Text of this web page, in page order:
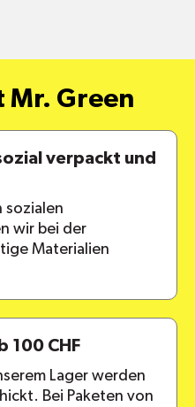
Mr. Green
verpackt und
sozialen
wir bei der
Materialien
100 CHF
Lager werden
Bei Paketen von